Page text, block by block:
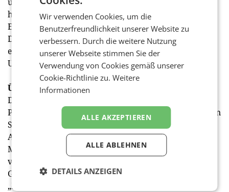
haben, werden über Wocodea nur dann
Empfehlungen abgegeben, wenn die Qualität der
Dienstleistungen oder Produktetatsächlich
empfehlenswert war“, hebt Nagl den großen
Unterschied zu den Social Media-Plattformen hervor.
Über Wocodea
Das Start-up Wocodea wurde im September 2020 von
Paula Czeczil und Markus Nagl mit Sitz in Wien an den
Start geschickt. Die gleichnamige App (iOS und
Android) ist seither als professionelles und digitales
Mundpropaganda-Tool in der Kundenakquise
verfügbar. Neben den beiden Start-Varianten „Easy-
Growing“ (Freelancer und Einzelunternehmen) und
„Professional-Growing“ (Unternehmen mit mehreren
Wir verwenden Cookies, um die
Benutzerfreundlichkeit unserer Website zu
verbessern. Durch die weitere Nutzung
unserer Webseite stimmen Sie der
Verwendung von Cookies gemäß unserer
Cookie-Richtlinie zu.Weitere
Informationen
ALLE AKZEPTIEREN
ALLE ABLEHNEN
DETAILS ANZEIGEN